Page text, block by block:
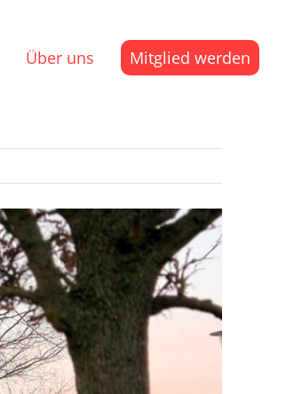
Über uns Mitglied werden